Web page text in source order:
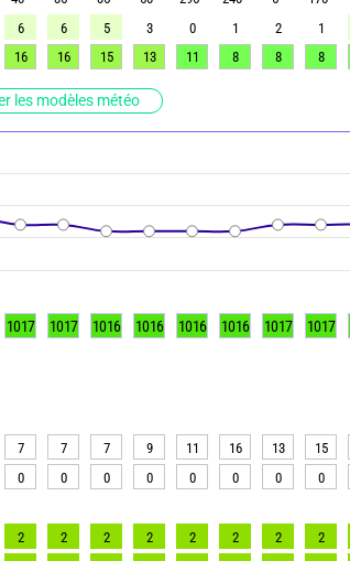
les modèles météo
6 6 5 3 0 1 2 1
16 16 15 13 11 8 8 8
1017 1017 1016 1016 1016 1016 1017 1017
7 7 7 9 11 16 13 15
0 0 0 0 0 0 0 0
2 2 2 2 2 2 2 2